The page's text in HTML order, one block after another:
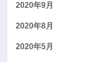
2020年9月
2020年8月
2020年5月